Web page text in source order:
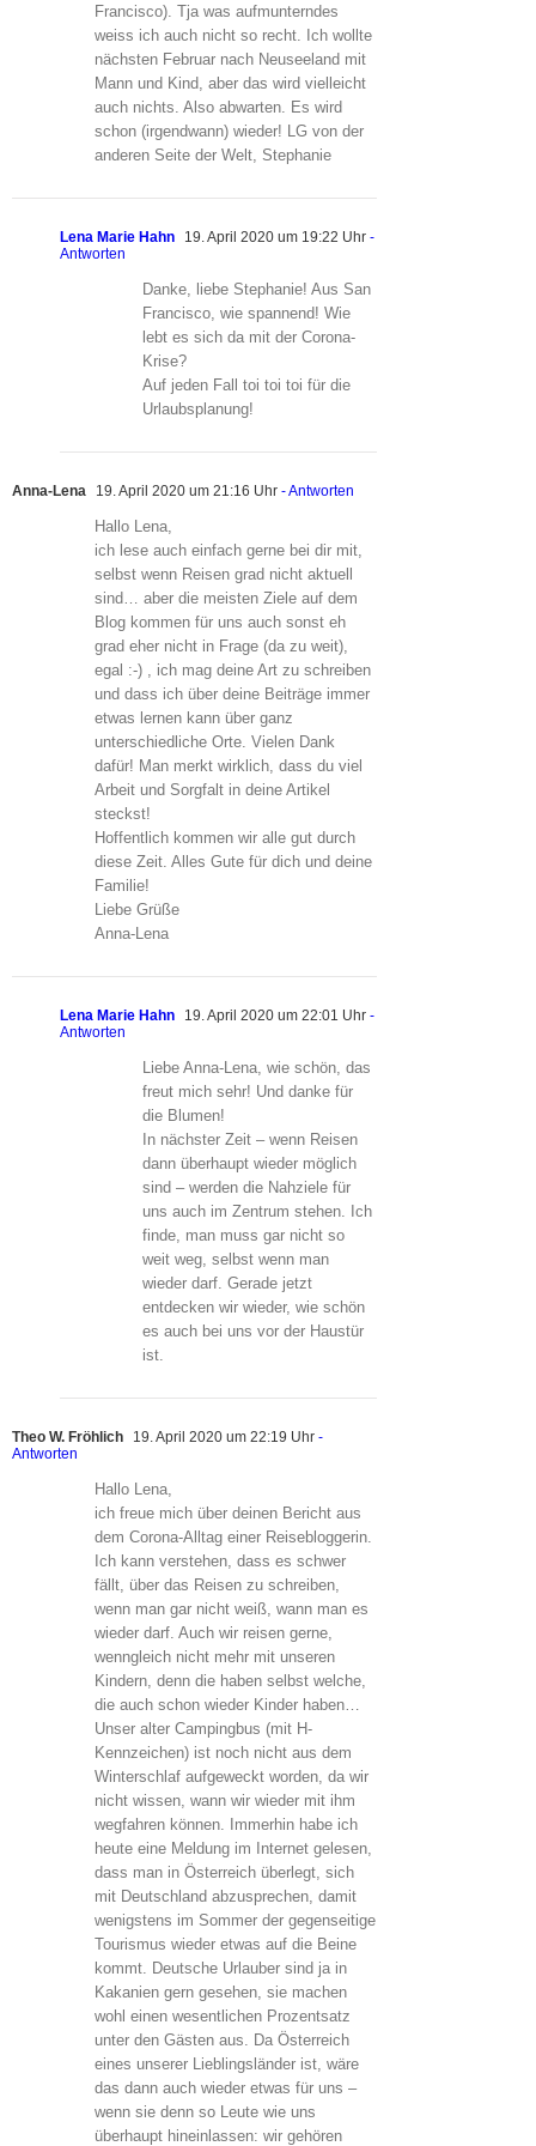
Francisco). Tja was aufmunterndes
weiss ich auch nicht so recht. Ich wollte
nächsten Februar nach Neuseeland mit
Mann und Kind, aber das wird vielleicht
auch nichts. Also abwarten. Es wird
schon (irgendwann) wieder! LG von der
anderen Seite der Welt, Stephanie
Lena Marie Hahn 19. April 2020 um 19:22 Uhr -
Antworten
Danke, liebe Stephanie! Aus San
Francisco, wie spannend! Wie
lebt es sich da mit der Corona-
Krise?
Auf jeden Fall toi toi toi für die
Urlaubsplanung!
Anna-Lena 19. April 2020 um 21:16 Uhr - Antworten
Hallo Lena,
ich lese auch einfach gerne bei dir mit,
selbst wenn Reisen grad nicht aktuell
sind… aber die meisten Ziele auf dem
Blog kommen für uns auch sonst eh
grad eher nicht in Frage (da zu weit),
egal :-) , ich mag deine Art zu schreiben
und dass ich über deine Beiträge immer
etwas lernen kann über ganz
unterschiedliche Orte. Vielen Dank
dafür! Man merkt wirklich, dass du viel
Arbeit und Sorgfalt in deine Artikel
steckst!
Hoffentlich kommen wir alle gut durch
diese Zeit. Alles Gute für dich und deine
Familie!
Liebe Grüße
Anna-Lena
Lena Marie Hahn 19. April 2020 um 22:01 Uhr -
Antworten
Liebe Anna-Lena, wie schön, das
freut mich sehr! Und danke für
die Blumen!
In nächster Zeit – wenn Reisen
dann überhaupt wieder möglich
sind – werden die Nahziele für
uns auch im Zentrum stehen. Ich
finde, man muss gar nicht so
weit weg, selbst wenn man
wieder darf. Gerade jetzt
entdecken wir wieder, wie schön
es auch bei uns vor der Haustür
ist.
Theo W. Fröhlich 19. April 2020 um 22:19 Uhr -
Antworten
Hallo Lena,
ich freue mich über deinen Bericht aus
dem Corona-Alltag einer Reisebloggerin.
Ich kann verstehen, dass es schwer
fällt, über das Reisen zu schreiben,
wenn man gar nicht weiß, wann man es
wieder darf. Auch wir reisen gerne,
wenngleich nicht mehr mit unseren
Kindern, denn die haben selbst welche,
die auch schon wieder Kinder haben…
Unser alter Campingbus (mit H-
Kennzeichen) ist noch nicht aus dem
Winterschlaf aufgeweckt worden, da wir
nicht wissen, wann wir wieder mit ihm
wegfahren können. Immerhin habe ich
heute eine Meldung im Internet gelesen,
dass man in Österreich überlegt, sich
mit Deutschland abzusprechen, damit
wenigstens im Sommer der gegenseitige
Tourismus wieder etwas auf die Beine
kommt. Deutsche Urlauber sind ja in
Kakanien gern gesehen, sie machen
wohl einen wesentlichen Prozentsatz
unter den Gästen aus. Da Österreich
eines unserer Lieblingsländer ist, wäre
das dann auch wieder etwas für uns –
wenn sie denn so Leute wie uns
überhaupt hineinlassen: wir gehören